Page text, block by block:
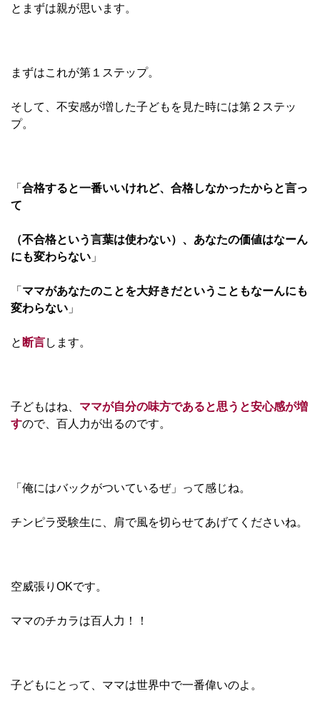
とまずは親が思います。
まずはこれが第１ステップ。
そして、不安感が増した子どもを見た時には第２ステッ
プ。
「 合格すると一番いいけれど、合格しなかったからと言っ
て
（不合格という言葉は使わない）、あなたの価値はなーん
にも変わらない 」
「 ママがあなたのことを大好きだということもなーんにも
変わらない 」
と 断言します。
子どもはね、 ママが自分の味方であると思うと安心感が増
すので、百人力が出るのです。
「俺にはバックがついているぜ」って感じね。
チンピラ受験生に、肩で風を切らせてあげてくださいね。
空威張りOKです。
ママのチカラは百人力！！
子どもにとって、ママは世界中で一番偉いのよ。